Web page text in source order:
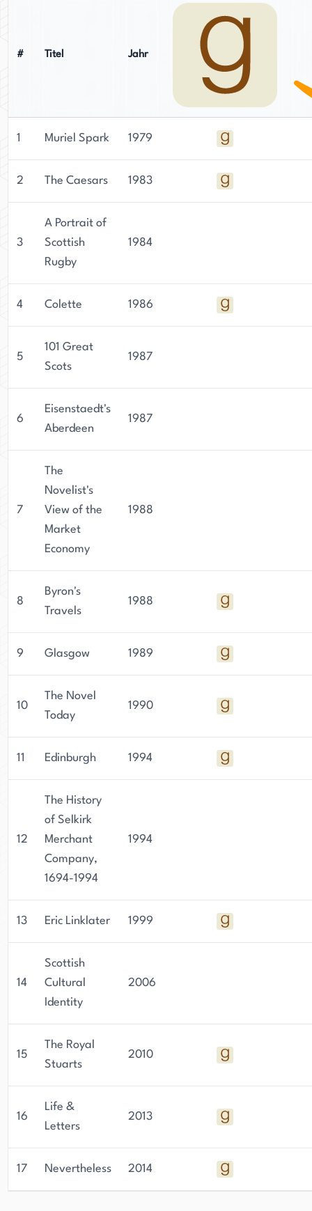
# Titel Jahr
1 Muriel Spark 1979
2 The Caesars 1983
3
A Portrait of
Scottish
Rugby
1984
4 Colette 1986
5
101 Great
Scots
1987
6
Eisenstaedt's
Aberdeen
1987
7
The
Novelist's
View of the
Market
Economy
1988
8
Byron's
Travels
1988
9 Glasgow 1989
10
The Novel
Today
1990
11 Edinburgh 1994
12
The History
of Selkirk
Merchant
Company,
1694-1994
1994
13 Eric Linklater 1999
14
Scottish
Cultural
Identity
2006
15
The Royal
Stuarts
2010
16
Life &
Letters
2013
17 Nevertheless 2014